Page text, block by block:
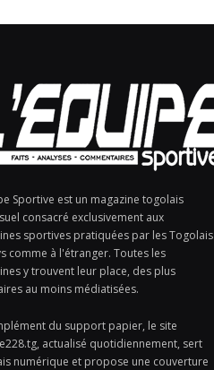
Sportive est un magazine togolais
consacré exclusivement aux
sportives pratiquées par les Togolais
comme à l'étranger. Toutes les
y trouvent leur place, des plus
au moins médiatisées.
du support papier, le site
actualisé quotidiennement, sert
numérique et propose une couverture